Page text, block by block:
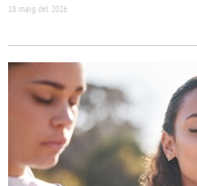
18 maig del 2026